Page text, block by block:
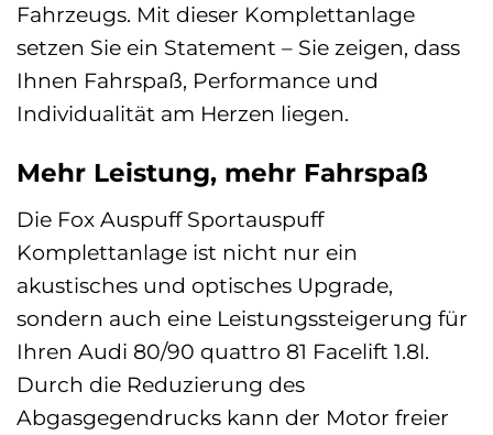
Fahrzeugs. Mit dieser Komplettanlage
setzen Sie ein Statement – Sie zeigen, dass
Ihnen Fahrspaß, Performance und
Individualität am Herzen liegen.
Mehr Leistung, mehr Fahrspaß
Die Fox Auspuff Sportauspuff
Komplettanlage ist nicht nur ein
akustisches und optisches Upgrade,
sondern auch eine Leistungssteigerung für
Ihren Audi 80/90 quattro 81 Facelift 1.8l.
Durch die Reduzierung des
Abgasgegendrucks kann der Motor freier